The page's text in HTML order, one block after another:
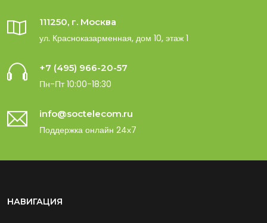
111250, г. Москва
ул. Красноказарменная, дом 10, этаж 1
+7 (495) 966-20-57
Пн-Пт 10:00-18:30
info@soctelecom.ru
Поддержка онлайн 24х7
НАВИГАЦИЯ